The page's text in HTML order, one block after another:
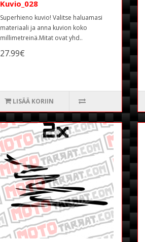
Kuvio_028
Superhieno kuvio! Valitse haluamasi
materiaali ja anna kuvion koko
millimetreinä.Mitat ovat yhd..
27.99€
LISÄÄ KORIIN